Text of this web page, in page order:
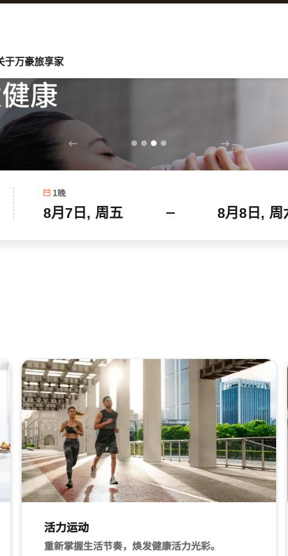
于万豪旅享家
康
1晚
活力运动
重新掌握生活节奏，焕发健康活力光彩。